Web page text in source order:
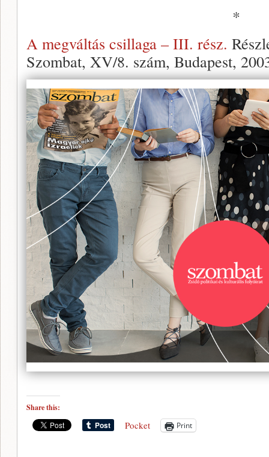
*
A megváltás csillaga – III. rész.
Szombat, XV/8. szám, Budapest,
Share this:
Pocket Print